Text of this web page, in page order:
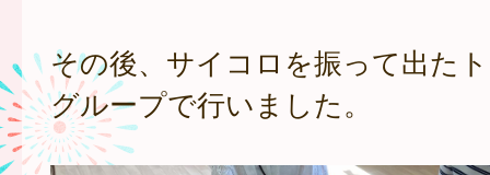
その後、サイコロを振って出た
グループで行いました。